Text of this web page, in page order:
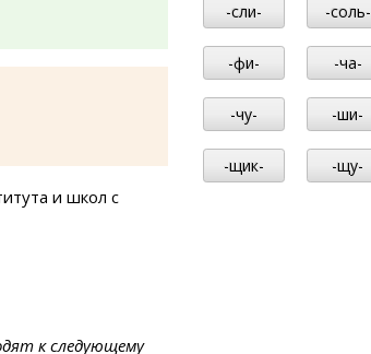
и школ с
к следующему
-сли- -соль-
-фи- -ча-
-чу- -ши-
-щик- -щу-